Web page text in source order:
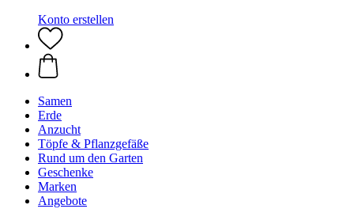
Konto erstellen
Samen
Erde
Anzucht
Töpfe & Pflanzgefäße
Rund um den Garten
Geschenke
Marken
Angebote